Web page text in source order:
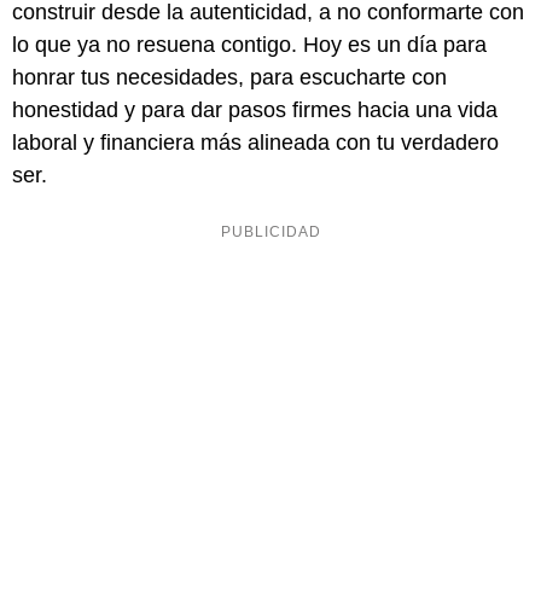
construir desde la autenticidad, a no conformarte con
lo que ya no resuena contigo. Hoy es un día para
honrar tus necesidades, para escucharte con
honestidad y para dar pasos firmes hacia una vida
laboral y financiera más alineada con tu verdadero
ser.